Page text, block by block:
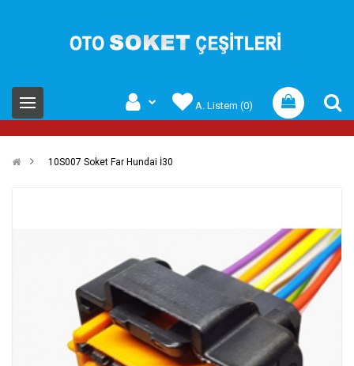
A. Listem (0)
10S007 Soket Far Hundai İ30